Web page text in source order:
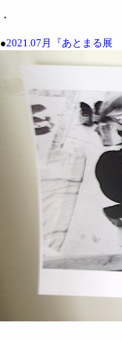
・
●2021.07月『あとまる展